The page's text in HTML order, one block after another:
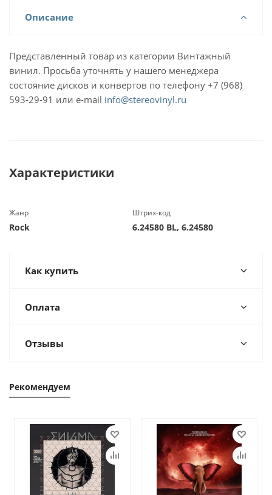
Описание
Представленный товар из категории Винтажный
винил. Просьба уточнять у нашего менеджера
состояние дисков и конвертов по телефону +7 (968)
593-29-91 или e-mail info@stereovinyl.ru
Характеристики
Жанр
Rock
Штрих-код
6.24580 BL, 6.24580
Как купить
Оплата
Отзывы
Рекомендуем